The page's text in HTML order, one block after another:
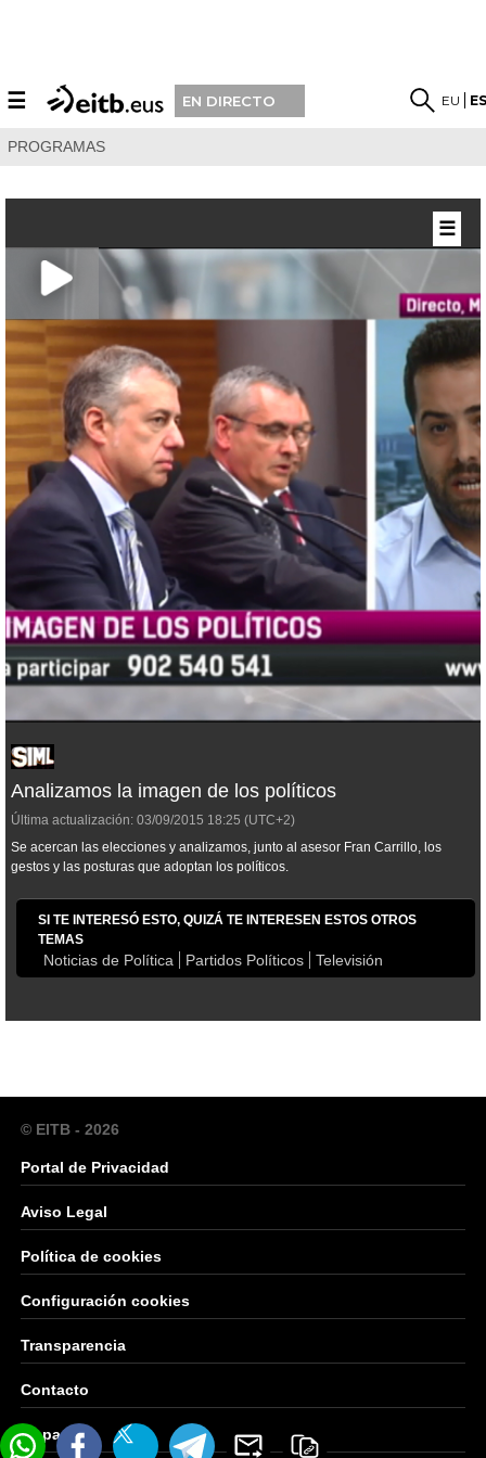
☰ EN DIRECTO EU
PROGRAMAS
Analizamos la imagen de los políticos
Última actualización: 03/09/2015 18:25 (UTC+2)
Se acercan las elecciones y analizamos, junto al asesor Fran Carrillo, los
gestos y las posturas que adoptan los políticos.
SI TE INTERESÓ ESTO, QUIZÁ TE INTERESEN ESTOS OTROS
TEMAS
Noticias de Política Partidos Políticos Televisión
☰
© EITB - 2026
Portal de Privacidad
Aviso Legal
Política de cookies
Configuración cookies
Transparencia
Contacto
Mapa Web